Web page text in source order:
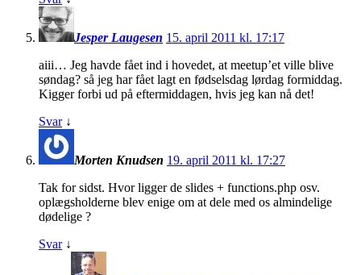
Jesper Laugesen 15. april 2011 kl. 17:17
aiii… Jeg havde fået ind i hovedet, at meetup’et ville blive
søndag? så jeg har fået lagt en fødselsdag lørdag formiddag.
Kigger forbi ud på eftermiddagen, hvis jeg kan nå det!
Svar ↓
Morten Knudsen 19. april 2011 kl. 17:27
Tak for sidst. Hvor ligger de slides + functions.php osv.
oplægsholderne blev enige om at dele med os almindelige
dødelige ?
Svar ↓